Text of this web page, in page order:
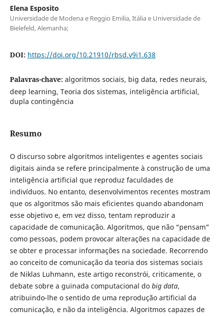
Elena Esposito
Universidade de Modena e Reggio Emilia, Itália e Universidade de
Bielefeld, Alemanha;
DOI: https://doi.org/10.21910/rbsd.v9i1.638
Palavras-chave: algoritmos sociais, big data, redes neurais,
deep learning, Teoria dos sistemas, inteligência artificial,
dupla contingência
Resumo
O discurso sobre algoritmos inteligentes e agentes sociais
digitais ainda se refere principalmente à construção de uma
inteligência artificial que reproduz faculdades de
indivíduos. No entanto, desenvolvimentos recentes mostram
que os algoritmos são mais eficientes quando abandonam
esse objetivo e, em vez disso, tentam reproduzir a
capacidade de comunicação. Algoritmos, que não “pensam”
como pessoas, podem provocar alterações na capacidade de
se obter e processar informações na sociedade. Recorrendo
ao conceito de comunicação da teoria dos sistemas sociais
de Niklas Luhmann, este artigo reconstrói, criticamente, o
debate sobre a guinada computacional do big data,
atribuindo-lhe o sentido de uma reprodução artificial da
comunicação, e não da inteligência. Algoritmos capazes de